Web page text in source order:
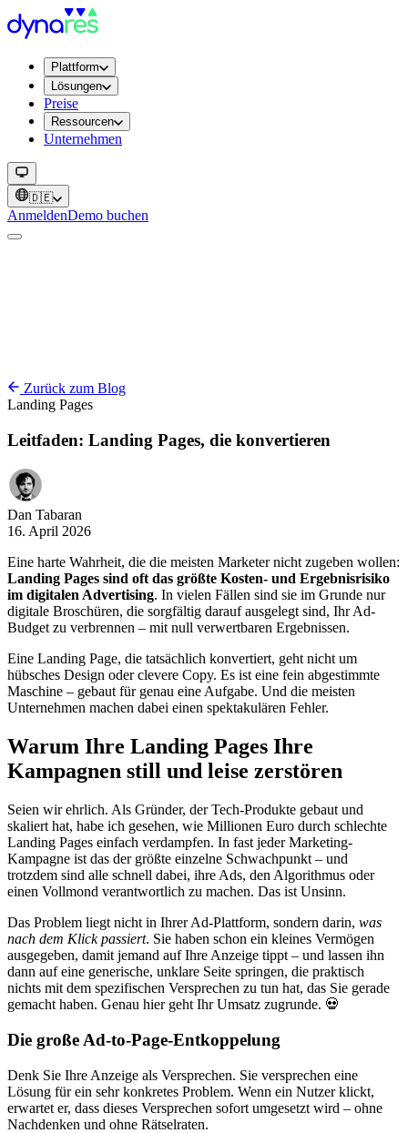
Plattform
Lösungen
Preise
Ressourcen
Unternehmen
🇩🇪
AnmeldenDemo buchen
Zurück zum Blog
Landing Pages
Leitfaden: Landing Pages, die konvertieren
Dan Tabaran
16. April 2026
Eine harte Wahrheit, die die meisten Marketer nicht zugeben wollen:
Landing Pages sind oft das größte Kosten- und Ergebnisrisiko
im digitalen Advertising. In vielen Fällen sind sie im Grunde nur
digitale Broschüren, die sorgfältig darauf ausgelegt sind, Ihr Ad-
Budget zu verbrennen – mit null verwertbaren Ergebnissen.
Eine Landing Page, die tatsächlich konvertiert, geht nicht um
hübsches Design oder clevere Copy. Es ist eine fein abgestimmte
Maschine – gebaut für genau eine Aufgabe. Und die meisten
Unternehmen machen dabei einen spektakulären Fehler.
Warum Ihre Landing Pages Ihre
Kampagnen still und leise zerstören
Seien wir ehrlich. Als Gründer, der Tech-Produkte gebaut und
skaliert hat, habe ich gesehen, wie Millionen Euro durch schlechte
Landing Pages einfach verdampfen. In fast jeder Marketing-
Kampagne ist das der größte einzelne Schwachpunkt – und
trotzdem sind alle schnell dabei, ihre Ads, den Algorithmus oder
einen Vollmond verantwortlich zu machen. Das ist Unsinn.
Das Problem liegt nicht in Ihrer Ad-Plattform, sondern darin, was
nach dem Klick passiert. Sie haben schon ein kleines Vermögen
ausgegeben, damit jemand auf Ihre Anzeige tippt – und lassen ihn
dann auf eine generische, unklare Seite springen, die praktisch
nichts mit dem spezifischen Versprechen zu tun hat, das Sie gerade
gemacht haben. Genau hier geht Ihr Umsatz zugrunde. 💀
Die große Ad-to-Page-Entkoppelung
Denk Sie Ihre Anzeige als Versprechen. Sie versprechen eine
Lösung für ein sehr konkretes Problem. Wenn ein Nutzer klickt,
erwartet er, dass dieses Versprechen sofort umgesetzt wird – ohne
Nachdenken und ohne Rätselraten.